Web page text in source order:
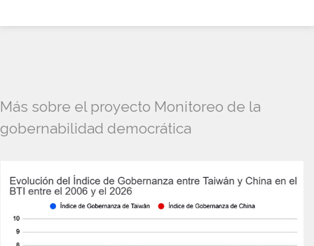
Más sobre el proyecto Monitoreo de la
gobernabilidad democrática